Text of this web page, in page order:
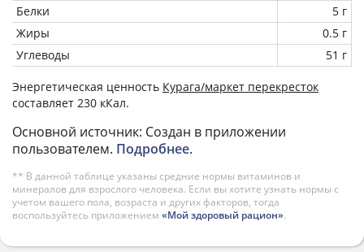
Белки
5 г
Жиры
0.5 г
Углеводы
51 г
Энергетическая ценность Курага/маркет перекресток
составляет 230 кКал.
Основной источник: Создан в приложении
пользователем. Подробнее.
** В данной таблице указаны средние нормы витаминов и
минералов для взрослого человека. Если вы хотите узнать нормы с
учетом вашего пола, возраста и других факторов, тогда
воспользуйтесь приложением «Мой здоровый рацион».